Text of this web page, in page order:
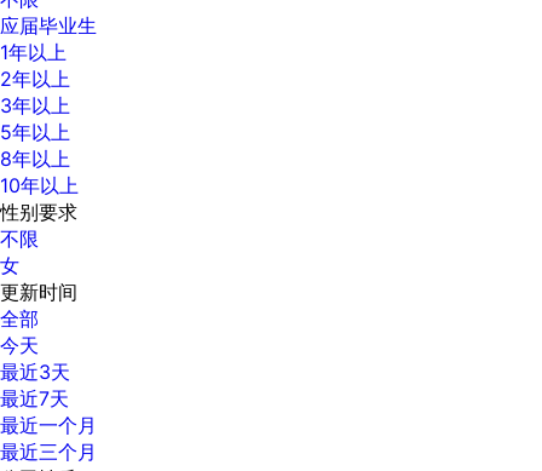
应届毕业生
1年以上
2年以上
3年以上
5年以上
8年以上
10年以上
性别要求
不限
女
更新时间
全部
今天
最近3天
最近7天
最近一个月
最近三个月